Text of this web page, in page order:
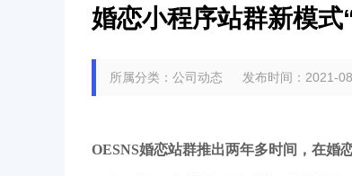
婚恋小程序站群新模
所属分类：公司动态 发布时间：2021-
OESNS婚恋站群推出两年多时间， 在婚